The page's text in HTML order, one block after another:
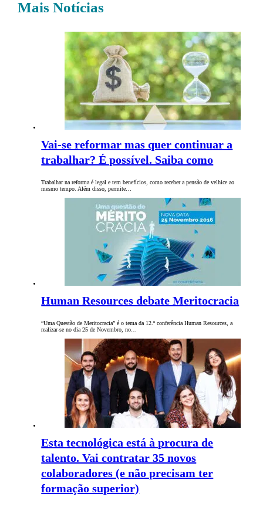
Mais Notícias
Vai-se reformar mas quer continuar a
trabalhar? É possível. Saiba como
Trabalhar na reforma é legal e tem benefícios, como receber a pensão de velhice ao
mesmo tempo. Além disso, permite…
Human Resources debate Meritocracia
“Uma Questão de Meritocracia” é o tema da 12.ª conferência Human Resources, a
realizar-se no dia 25 de Novembro, no…
Esta tecnológica está à procura de
talento. Vai contratar 35 novos
colaboradores (e não precisam ter
formação superior)